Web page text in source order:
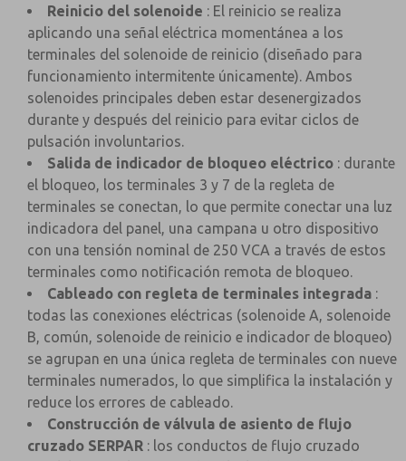
Reinicio del solenoide : El reinicio se realiza
aplicando una señal eléctrica momentánea a los
terminales del solenoide de reinicio (diseñado para
funcionamiento intermitente únicamente). Ambos
solenoides principales deben estar desenergizados
durante y después del reinicio para evitar ciclos de
pulsación involuntarios.
Salida de indicador de bloqueo eléctrico : durante
el bloqueo, los terminales 3 y 7 de la regleta de
terminales se conectan, lo que permite conectar una luz
indicadora del panel, una campana u otro dispositivo
con una tensión nominal de 250 VCA a través de estos
terminales como notificación remota de bloqueo.
Cableado con regleta de terminales integrada :
todas las conexiones eléctricas (solenoide A, solenoide
B, común, solenoide de reinicio e indicador de bloqueo)
se agrupan en una única regleta de terminales con nueve
terminales numerados, lo que simplifica la instalación y
reduce los errores de cableado.
Construcción de válvula de asiento de flujo
cruzado SERPAR : los conductos de flujo cruzado